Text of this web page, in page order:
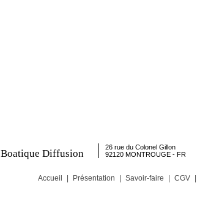
Boatique Diffusion
26 rue du Colonel Gillon
92120 MONTROUGE - FR
Accueil Présentation Savoir-faire CGV